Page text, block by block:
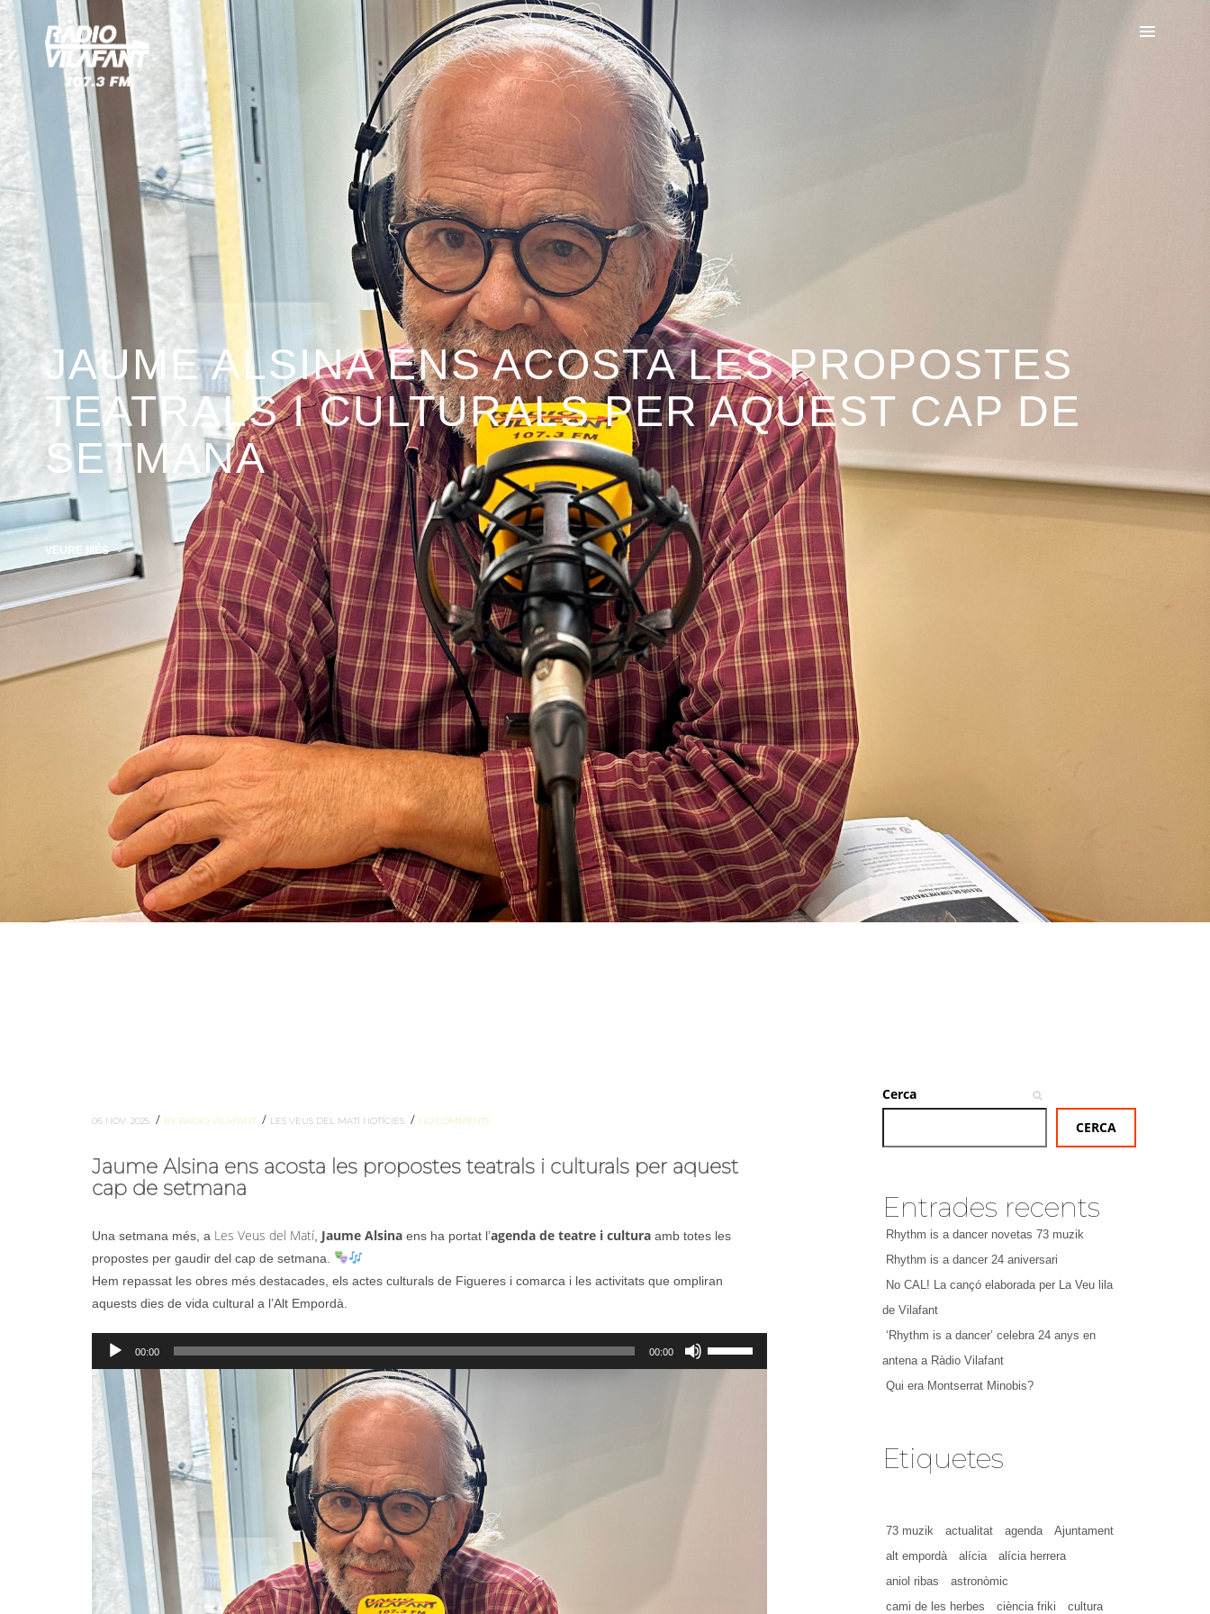
JAUME ALSINA ENS ACOSTA LES PROPOSTES
TEATRALS I CULTURALS PER AQUEST CAP DE
SETMANA
VEURE MÉS
06 NOV. 2025 / BY RADIO VILAFANT / LES VEUS DEL MATÍ NOTÍCIES / NO COMMENTS
Jaume Alsina ens acosta les propostes teatrals i culturals per aquest
cap de setmana
Una setmana més, a Les Veus del Matí Jaume Alsina ens ha portat l’agenda de teatre i cultura amb totes les
propostes per gaudir del cap de setmana.
Hem repassat les obres més destacades, els actes culturals de Figueres i comarca i les activitats que ompliran
aquests dies de vida cultural a l’Alt Empordà.
Reproductor
d'àudio
00:00 00:00
Cerca
CERCA
Entrades recents
Rhythm is a dancer novetas 73 muzik
Rhythm is a dancer 24 aniversari
No CAL! La cançó elaborada per La Veu lila
de Vilafant
‘Rhythm is a dancer’ celebra 24 anys en
antena a Ràdio Vilafant
Qui era Montserrat Minobis?
Etiquetes
73 muzik actualitat agenda
Ajuntament
alt empordà
alícia
alícia herrera
aniol ribas
astronòmic
cami de les herbes
ciència friki
cultura